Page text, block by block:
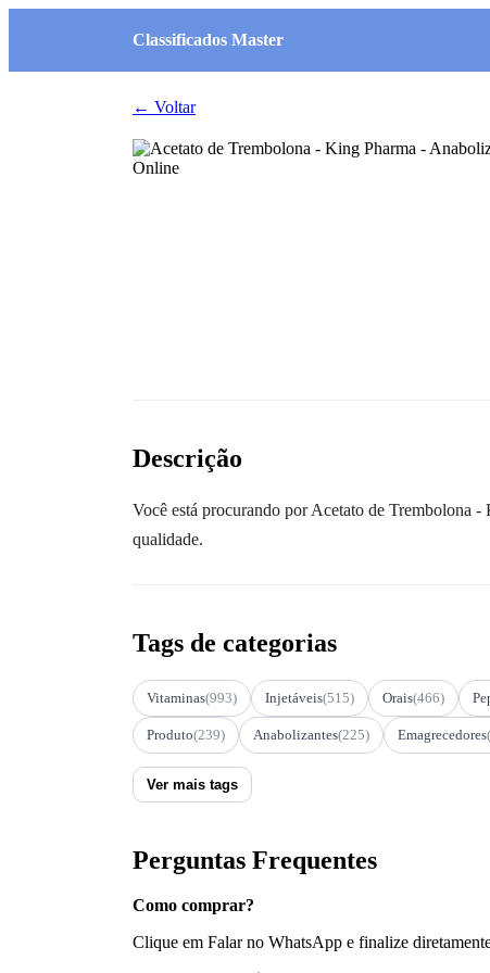
Classificados Master
← Voltar
Descrição
Você está procurando por Acetato de Trembolona
qualidade.
Tags de categorias
Vitaminas(993) Injetáveis(515) Orais(466)
Produto(239) Anabolizantes(225) Emagrecedores
Ver mais tags
Perguntas Frequentes
Como comprar?
Clique em Falar no WhatsApp e finalize